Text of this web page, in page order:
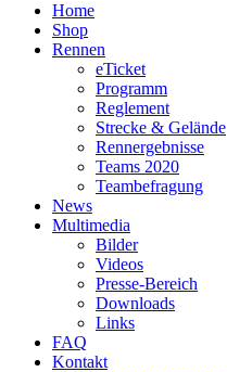
Home
Shop
Rennen
eTicket
Programm
Reglement
Strecke & Gelände
Rennergebnisse
Teams 2020
Teambefragung
News
Multimedia
Bilder
Videos
Presse-Bereich
Downloads
Links
FAQ
Kontakt